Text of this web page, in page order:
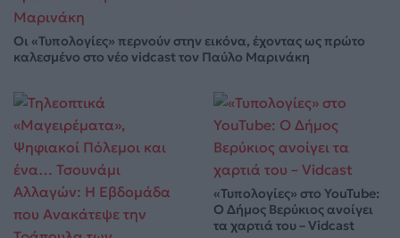
Οι «Τυπολογίες» περνούν στην εικόνα, έχοντας ως πρώτο
καλεσμένο στο νέο vidcast τον Παύλο Μαρινάκη
«Τυπολογίες» στο YouTube:
Ο Δήμος Βερύκιος ανοίγει
τα χαρτιά του – Vidcast